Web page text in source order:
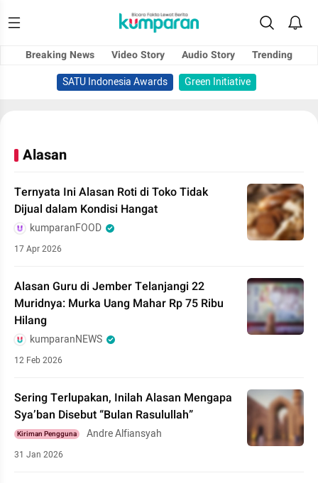
Breaking News Video Story Audio Story
Trending
SATU Indonesia Awards
Green Initiative
Alasan
Ternyata Ini Alasan Roti di Toko Tidak
Dijual dalam Kondisi Hangat
kumparanFOOD
17 Apr 2026
Alasan Guru di Jember Telanjangi 22
Muridnya: Murka Uang Mahar Rp 75 Ribu
Hilang
kumparanNEWS
12 Feb 2026
Sering Terlupakan, Inilah Alasan Mengapa
Sya’ban Disebut “Bulan Rasulullah”
Kiriman Pengguna Andre Alfiansyah
31 Jan 2026